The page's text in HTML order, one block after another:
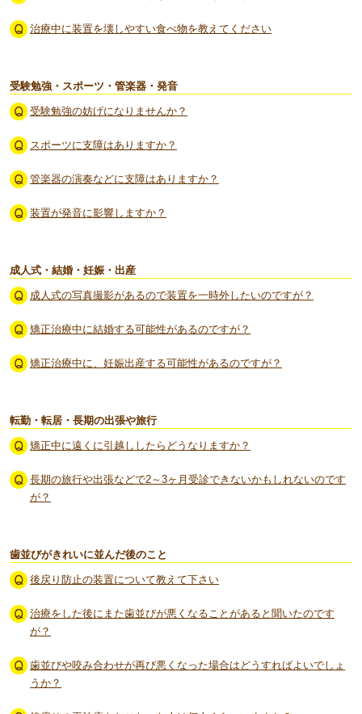
治療中に装置を壊しやすい食べ物を教えてください
受験勉強・スポーツ・管楽器・発音
受験勉強の妨げになりませんか？
スポーツに支障はありますか？
管楽器の演奏などに支障はありますか？
装置が発音に影響しますか？
成人式・結婚・妊娠・出産
成人式の写真撮影があるので装置を一時外したいのですが？
矯正治療中に結婚する可能性があるのですが？
矯正治療中に、妊娠出産する可能性があるのですが？
転勤・転居・長期の出張や旅行
矯正中に遠くに引越ししたらどうなりますか？
長期の旅行や出張などで2～3ヶ月受診できないかもしれないのです
が？
歯並びがきれいに並んだ後のこと
後戻り防止の装置について教えて下さい
治療をした後にまた歯並びが悪くなることがあると聞いたのです
が？
歯並びや咬み合わせが再び悪くなった場合はどうすればよいでしょ
うか？